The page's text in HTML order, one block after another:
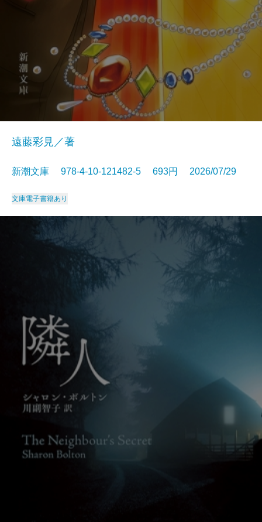
遠藤彩見／著
新潮文庫 978-4-10-121482-5 693円 2026/07/29
文庫電子書籍あり